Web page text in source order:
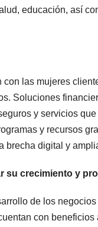
educación, así
las mujeres
Soluciones
y servicios
y recursos
digital y
su crecimiento y
de los negocios
con